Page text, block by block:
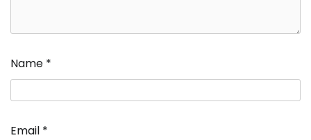
Name *
Email *